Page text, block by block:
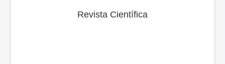
Revista Científica